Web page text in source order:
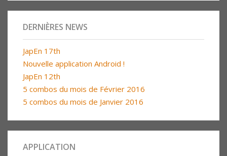
DERNIÈRES NEWS
JapEn 17th
Nouvelle application Android !
JapEn 12th
5 combos du mois de Février 2016
5 combos du mois de Janvier 2016
APPLICATION